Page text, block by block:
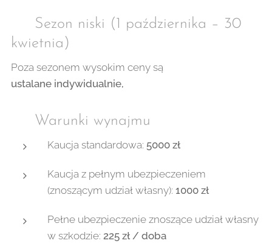
❄️ Sezon niski (1 października – 30
kwietnia)
Poza sezonem wysokim ceny są
ustalane indywidualnie,
📌 Warunki wynajmu
Kaucja standardowa: 5000 zł
Kaucja z pełnym ubezpieczeniem
(znoszącym udział własny): 1000 zł
Pełne ubezpieczenie znoszące udział własny
w szkodzie: 225 zł / doba